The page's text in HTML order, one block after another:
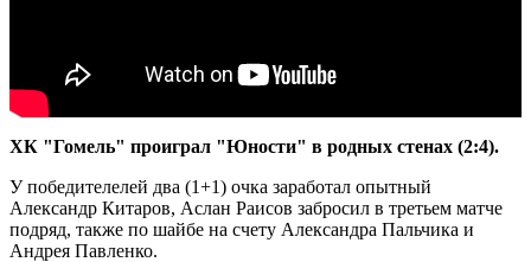
ХК "Гомель" проиграл "Юности" в родных стенах (2:4).
У победителелей два (1+1) очка заработал опытный
Александр Китаров, Аслан Раисов забросил в третьем матче
подряд, также по шайбе на счету Александра Пальчика и
Андрея Павленко.